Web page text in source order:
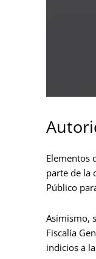
Elementos
parte de la
Público
Asimismo,
Fiscalía
indicios a